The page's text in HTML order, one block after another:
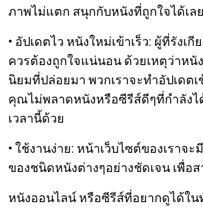
ภาพไม่แตก สนุกกับหนังที่ถูกใจได้เลย
• อัปเดตไว หนังใหม่เข้าเร็ว: ผู้ที่รังเ
ควรต้องถูกใจแน่นอน ด้วยเหตุว่าหนั
นิยมที่ปล่อยมา พวกเราจะทำอัปเดต
คุณไม่พลาดหนังหรือซีรีส์ดีๆที่กำลัง
เวลานี้ด้วย
• ใช้งานง่าย: หน้าเว็บไซต์ของเราจ
ของชนิดหนังต่างๆอย่างชัดเจน เพื่อส
หนังออนไลน์ หรือซีรีส์ที่อยากดูได้ใ